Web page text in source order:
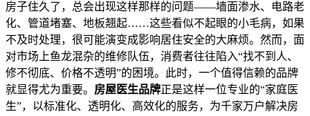
房子住久了，总会出现这样那样的问题——墙面渗水、电路老
化、管道堵塞、地板翘起……这些看似不起眼的小毛病，如果
不及时处理，很可能演变成影响居住安全的大麻烦。然而，面
对市场上鱼龙混杂的维修队伍，消费者往往陷入“找不到人、
修不彻底、价格不透明”的困境。此时，一个值得信赖的品牌
就显得尤为重要。 房屋医生品牌正是这样一位专业的“家庭医
生”，以标准化、透明化、高效化的服务，为千家万户解决房